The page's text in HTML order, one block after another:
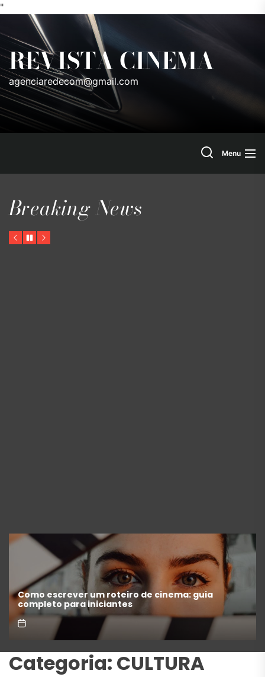
"
to
the
content
REVISTA CINEMA
agenciaredecom@gmail.com
SearchMenu
Breaking News
Previous
PauseNext
“A Odisseia” se aproxima da marca de US$ 1 bilhão
e disputa atenção com estreia histórica de
“Homem-Aranha”
Categoria: CULTURA